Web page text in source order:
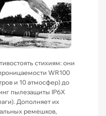
стихиям: они
WR100
и 10 атмосфер) до
пылезащиты IP6X
Дополняет их
ремешков,